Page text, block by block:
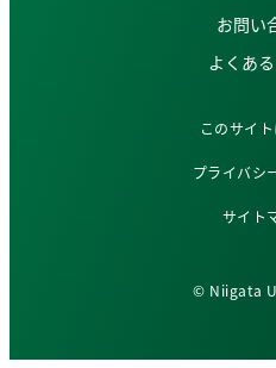
お問い
よくあ
このサイ
プライバシ
サイト
© Niigata